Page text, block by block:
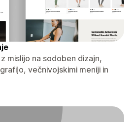
mislijo na sodoben dizajn,
večnivojskimi meniji in